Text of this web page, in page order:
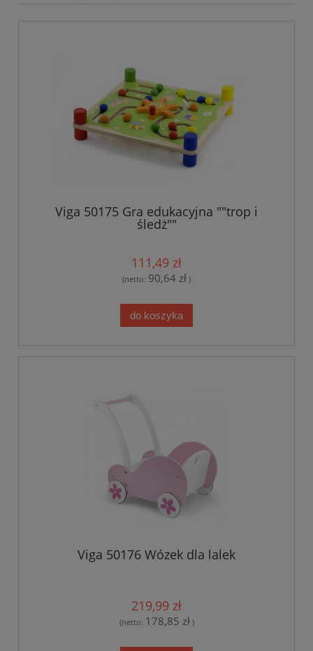
Viga 50175 Gra edukacyjna ""trop i
śledż""
111,49 zł
(netto: 90,64 zł )
do koszyka
Viga 50176 Wózek dla lalek
219,99 zł
(netto: 178,85 zł)